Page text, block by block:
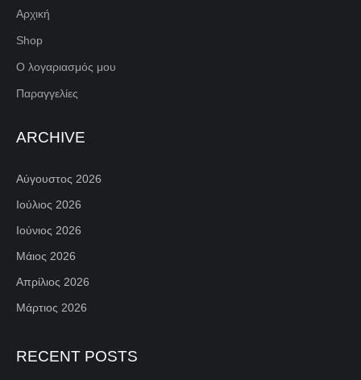
Αρχική
Shop
Ο λογαριασμός μου
Παραγγελίες
ARCHIVE
Αύγουστος 2026
Ιούλιος 2026
Ιούνιος 2026
Μάιος 2026
Απρίλιος 2026
Μάρτιος 2026
RECENT POSTS